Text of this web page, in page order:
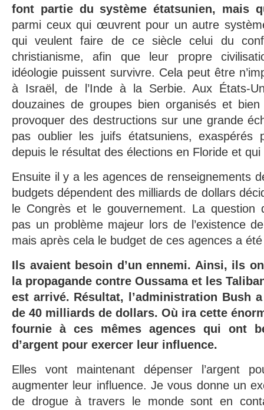
font partie du système étatsunien, mais
parmi ceux qui œuvrent pour un autre
qui veulent faire de ce siècle celui du
christianisme, afin que leur propre
idéologie puissent survivre. Cela peut être
à Israël, de l’Inde à la Serbie. Aux États-
douzaines de groupes bien organisés et
provoquer des destructions sur une grande
pas oublier les juifs étatsuniens, exaspérés
depuis le résultat des élections en Floride et
Ensuite il y a les agences de renseignements
budgets dépendent des milliards de dollars
le Congrès et le gouvernement. La question
pas un problème majeur lors de l’existence
mais après cela le budget de ces agences a
Ils avaient besoin d’un ennemi. Ainsi, ils
la propagande contre Oussama et les
est arrivé. Résultat, l’administration Bush
de 40 milliards de dollars. Où ira cette
fournie à ces mêmes agences qui ont
d’argent pour exercer leur influence.
Elles vont maintenant dépenser l’argent
augmenter leur influence. Je vous donne un
de drogue à travers le monde sont en